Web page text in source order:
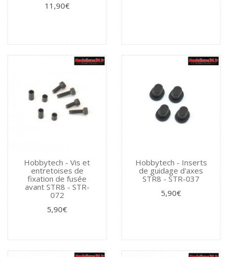
11,90€
Hobbytech - Vis et
entretoises de
fixation de fusée
avant STR8 - STR-
072
5,90€
Hobbytech - Inserts
de guidage d'axes
STR8 - STR-037
5,90€